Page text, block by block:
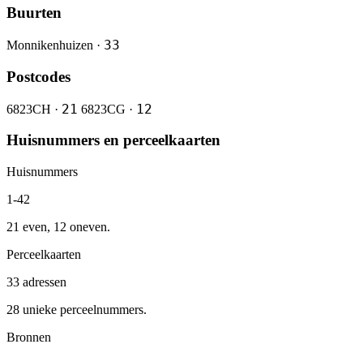
Buurten
Monnikenhuizen · 33
Postcodes
6823CH · 21 6823CG · 12
Huisnummers en perceelkaarten
Huisnummers
1-42
21 even, 12 oneven.
Perceelkaarten
33 adressen
28 unieke perceelnummers.
Bronnen